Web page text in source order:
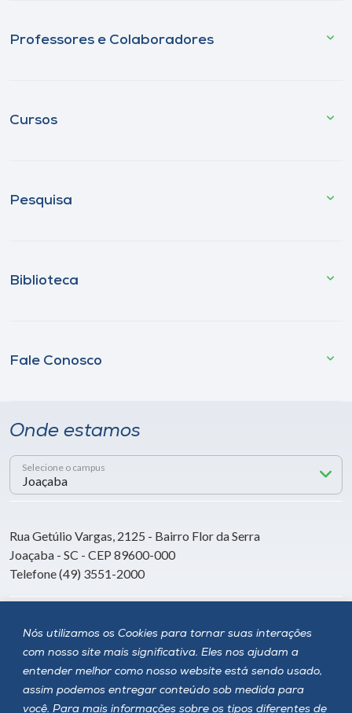
Nós utilizamos os Cookies para tornar suas interações
com nosso site mais significativa. Eles nos ajudam a
entender melhor como nosso website está sendo usado,
assim podemos entregar conteúdo sob medida para
você. Para mais informações sobre os tipos diferentes de
Professores e Colaboradores
Cursos
Pesquisa
Biblioteca
Fale Conosco
Onde estamos
Selecione o campus
Rua Getúlio Vargas, 2125 - Bairro Flor da Serra
Joaçaba - SC - CEP 89600-000
Telefone (49) 3551-2000
Siga a Unoesc